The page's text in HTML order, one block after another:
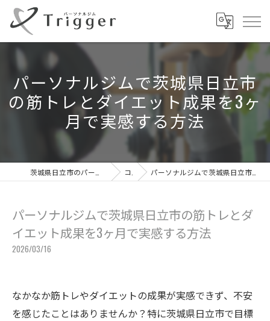
パーソナルジムで茨城県日立市
の筋トレとダイエット成果を3ヶ
月で実感する方法
コラム パーソナルジムで茨城県日立市の筋トレとダイエット成果を3ヶ月で実感する方法
パーソナルジムで茨城県日立市の筋トレとダ
イエット成果を3ヶ月で実感する方法
2026/03/16
なかなか筋トレやダイエットの成果が実感できず、不安
を感じたことはありませんか？特に茨城県日立市で目標